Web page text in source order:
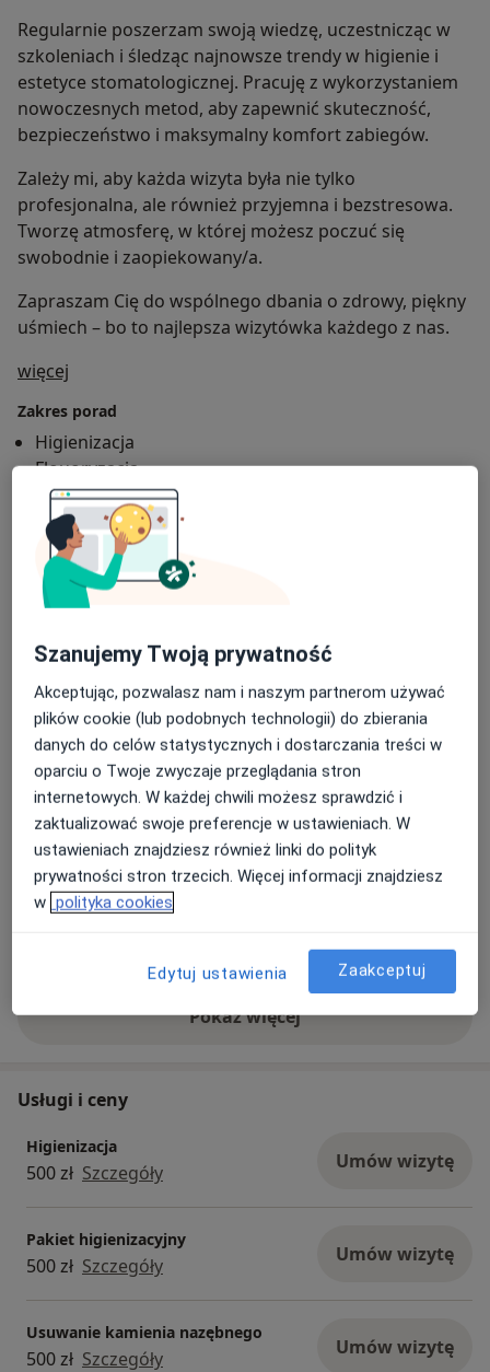
Regularnie poszerzam swoją wiedzę, uczestnicząc w
szkoleniach i śledząc najnowsze trendy w higienie i
estetyce stomatologicznej. Pracuję z wykorzystaniem
nowoczesnych metod, aby zapewnić skuteczność,
bezpieczeństwo i maksymalny komfort zabiegów.
Zależy mi, aby każda wizyta była nie tylko
profesjonalna, ale również przyjemna i bezstresowa.
Tworzę atmosferę, w której możesz poczuć się
swobodnie i zaopiekowany/a.
Zapraszam Cię do wspólnego dbania o zdrowy, piękny
uśmiech – bo to najlepsza wizytówka każdego z nas.
więcej
Zakres porad
Higienizacja
Flouoryzacja
Lakowanie
Pobieranie wycisków
Pacjenci których przyjmuję
Dorośli
Rodzaje konsultacji
StacjonarneZobacz lokalizacje (1)
Zdjęcia i filmy
Pokaż więcejo doświadczeniu
Usługi i ceny
Higienizacja
500 zł Szczegóły Umów wizytę
Pakiet higienizacyjny
500 zł Szczegóły Umów wizytę
Usuwanie kamienia nazębnego
500 zł Szczegóły Umów wizytę
Szanujemy Twoją prywatność
Akceptując, pozwalasz nam i naszym partnerom używać
plików cookie (lub podobnych technologii) do zbierania
danych do celów statystycznych i dostarczania treści w
oparciu o Twoje zwyczaje przeglądania stron
internetowych. W każdej chwili możesz sprawdzić i
zaktualizować swoje preferencje w ustawieniach. W
ustawieniach znajdziesz również linki do polityk
prywatności stron trzecich. Więcej informacji znajdziesz
w polityka cookies
Edytuj ustawienia Zaakceptuj